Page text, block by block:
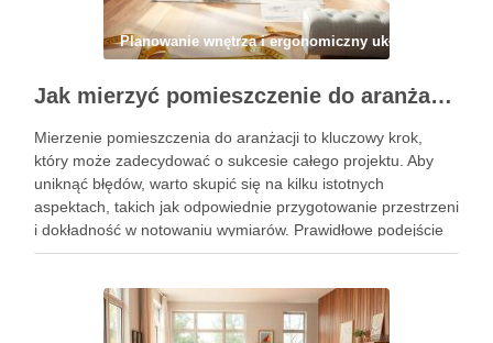
Planowanie wnętrza i ergonomiczny układ
Jak mierzyć pomieszczenie do aranżacji, by uniknąć błędów i zapewnić funkcjonalność wnętrza
Mierzenie pomieszczenia do aranżacji to kluczowy krok,
który może zadecydować o sukcesie całego projektu. Aby
uniknąć błędów, warto skupić się na kilku istotnych
aspektach, takich jak odpowiednie przygotowanie przestrzeni
i dokładność w notowaniu wymiarów. Prawidłowe podejście
do pomiarów nie tylko ułatwi aranżację, ale także pomoże w